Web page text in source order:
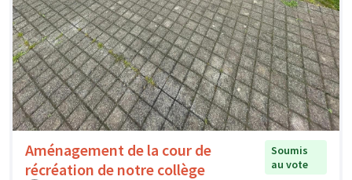
Aménagement de la cour de
récréation de notre collège
Soumis
au vote